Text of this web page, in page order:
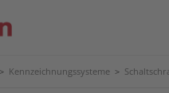
> Kennzeichnungssysteme >